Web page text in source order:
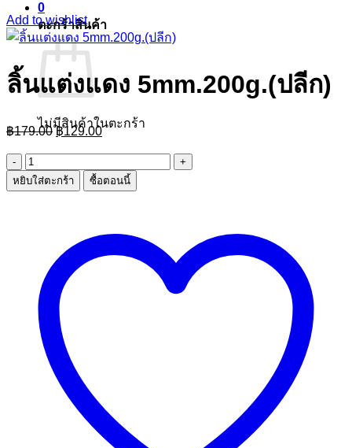
0
ตะกร้าสินค้า
ไม่มีสินค้าในตะกร้า
Add to wishlist
ลิ้นแต่งแดง 5mm.200g.(ปลีก)
฿179.00Original
price
was:
฿179.00.
฿129.00Current
price
is:
฿129.00.
จำนวน
ลิ้น
5mm.200g.
หยิบใส่ตะกร้า ซื้อตอนนี้